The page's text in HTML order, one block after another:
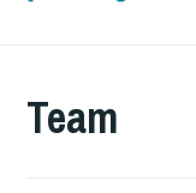
Team